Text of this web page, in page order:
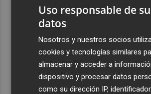
Últimas Noticias
Pascual García-Mateos de La Unión
El cantaor Rafa del Calli emociona y se
más emblemático del flamenco, la
Cante de las Minas
Uso responsable de
datos
Nosotros y nuestros socios
cookies y tecnologías similares
almacenar y acceder a
dispositivo y procesar datos
como su dirección IP,